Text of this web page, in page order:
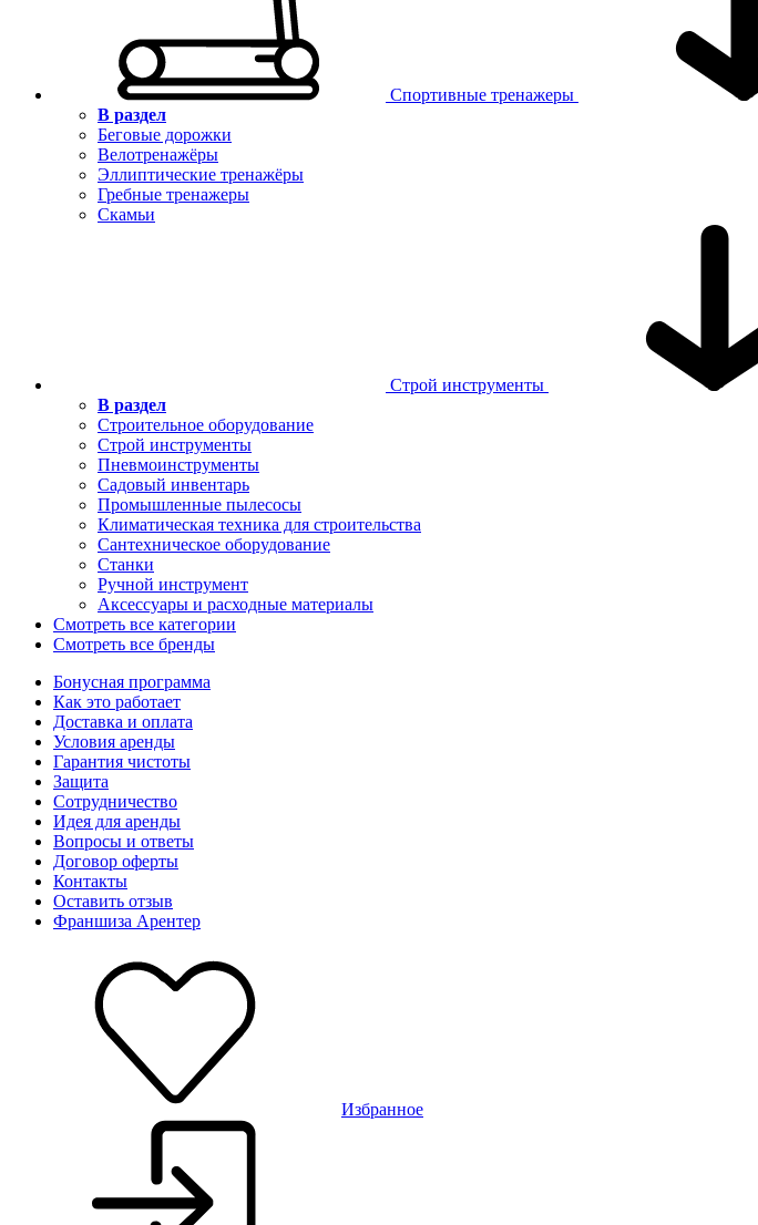
Спортивные тренажеры
В раздел
Беговые дорожки
Велотренажёры
Эллиптические тренажёры
Гребные тренажеры
Скамьи
Строй инструменты
В раздел
Строительное оборудование
Строй инструменты
Пневмоинструменты
Садовый инвентарь
Промышленные пылесосы
Климатическая техника для строительства
Сантехническое оборудование
Станки
Ручной инструмент
Аксессуары и расходные материалы
Смотреть все категории
Смотреть все бренды
Бонусная программа
Как это работает
Доставка и оплата
Условия аренды
Гарантия чистоты
Защита
Сотрудничество
Идея для аренды
Вопросы и ответы
Договор оферты
Контакты
Оставить отзыв
Франшиза Арентер
Избранное